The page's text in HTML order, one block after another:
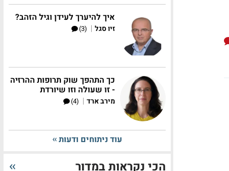
איך להיערך לעידן וגיל הזהב?
זיו סגל |
(3)
כך התהפך שוק תרופות ההרזיה
- זו שעולה וזו שיורדת
מירב ארד |
(4)
עוד ניתוחים ודעות
הכי נקראות במדור